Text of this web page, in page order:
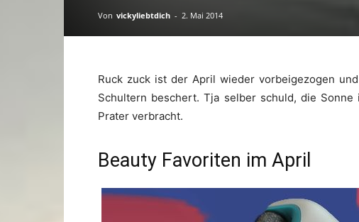
Von vickyliebtdich - 2. Mai 2014
Ruck zuck ist der April wieder vorbeigezogen
Schultern beschert. Tja selber schuld, die
Prater verbracht.
Beauty Favoriten im April